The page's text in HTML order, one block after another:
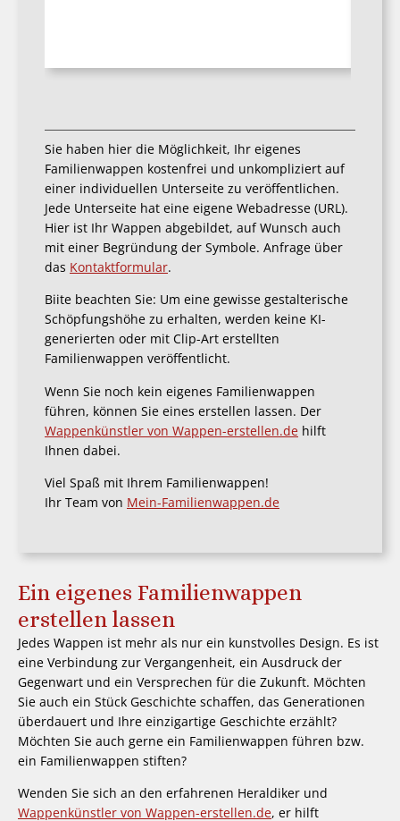
Sie haben hier die Möglichkeit, Ihr eigenes
Familienwappen kostenfrei und unkompliziert auf
einer individuellen Unterseite zu veröffentlichen.
Jede Unterseite hat eine eigene Webadresse (URL).
Hier ist Ihr Wappen abgebildet, auf Wunsch auch
mit einer Begründung der Symbole. Anfrage über
das Kontaktformular.
Biite beachten Sie: Um eine gewisse gestalterische
Schöpfungshöhe zu erhalten, werden keine KI-
generierten oder mit Clip-Art erstellten
Familienwappen veröffentlicht.
Wenn Sie noch kein eigenes Familienwappen
führen, können Sie eines erstellen lassen. Der
Wappenkünstler von Wappen-erstellen.de hilft
Ihnen dabei.
Viel Spaß mit Ihrem Familienwappen!
Ihr Team von Mein-Familienwappen.de
Ein eigenes Familienwappen
erstellen lassen
Jedes Wappen ist mehr als nur ein kunstvolles Design. Es ist
eine Verbindung zur Vergangenheit, ein Ausdruck der
Gegenwart und ein Versprechen für die Zukunft. Möchten
Sie auch ein Stück Geschichte schaffen, das Generationen
überdauert und Ihre einzigartige Geschichte erzählt?
Möchten Sie auch gerne ein Familienwappen führen bzw.
ein Familienwappen stiften?
Wenden Sie sich an den erfahrenen Heraldiker und
Wappenkünstler von Wappen-erstellen.de, er hilft